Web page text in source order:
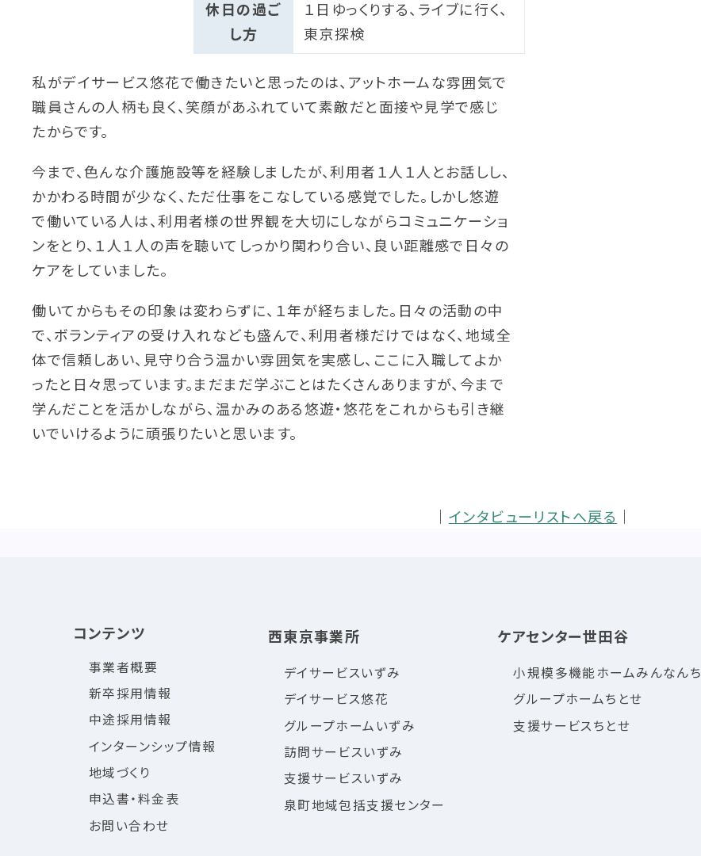
休日の過ご
し方
１日ゆっくりする、ライブに行く、
東京探検
私がデイサービス悠花で働きたいと思ったのは、アットホームな雰囲気で
職員さんの人柄も良く、笑顔があふれていて素敵だと面接や見学で感じ
たからです。
今まで、色んな介護施設等を経験しましたが、利用者１人１人とお話しし、
かかわる時間が少なく、ただ仕事をこなしている感覚でした。しかし悠遊
で働いている人は、利用者様の世界観を大切にしながらコミュニケーショ
ンをとり、１人１人の声を聴いてしっかり関わり合い、良い距離感で日々の
ケアをしていました。
働いてからもその印象は変わらずに、１年が経ちました。日々の活動の中
で、ボランティアの受け入れなども盛んで、利用者様だけではなく、地域全
体で信頼しあい、見守り合う温かい雰囲気を実感し、ここに入職してよか
ったと日々思っています。まだまだ学ぶことはたくさんありますが、今まで
学んだことを活かしながら、温かみのある悠遊・悠花をこれからも引き継
いでいけるように頑張りたいと思います。
｜ インタビューリストへ戻る ｜
コンテンツ
事業者概要
新卒採用情報
中途採用情報
インターンシップ情報
地域づくり
申込書・料金表
お問い合わせ
西東京事業所
デイサービスいずみ
デイサービス悠花
グループホームいずみ
訪問サービスいずみ
支援サービスいずみ
泉町地域包括支援センター
ケアセンター世田谷
小規模多機能ホームみんなんち
グループホームちとせ
支援サービスちとせ